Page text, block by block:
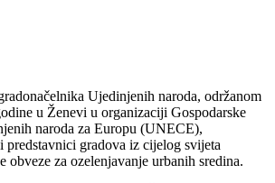
Ujedinjenih naroda, održanom
u Ženevi u organizaciji Gospodarske
naroda za Europu (UNECE),
predstavnici gradova iz cijelog svijeta
obveze za ozelenjavanje urbanih sredina.